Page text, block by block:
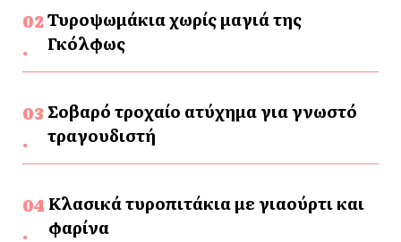
Τυροψωμάκια χωρίς μαγιά της
Γκόλφως
Σοβαρό τροχαίο ατύχημα για γνωστό
τραγουδιστή
Κλασικά τυροπιτάκια με γιαούρτι και
φαρίνα